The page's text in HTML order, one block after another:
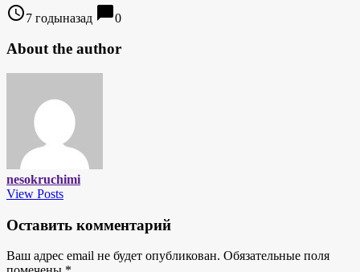
access_time7 годыназад chat_bubble0
About the author
nesokruchimi
View Posts
Оставить комментарий
Ваш адрес email не будет опубликован. Обязательные поля